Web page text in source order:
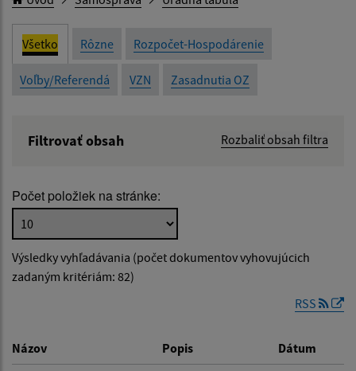
Všetko Rôzne Rozpočet-Hospodárenie
Voľby/Referendá VZN Zasadnutia OZ
Filtrovať obsah Rozbaliť obsah filtra
Popis:
Dátum zverejnenia od:
Počet položiek na stránke:
Výsledky vyhľadávania (počet dokumentov vyhovujúcich
zadaným kritériám: 82)
RSS
Názov Popis Dátum